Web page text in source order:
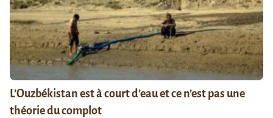
L’Ouzbékistan est à court d’eau et ce n’est pas une
théorie du complot